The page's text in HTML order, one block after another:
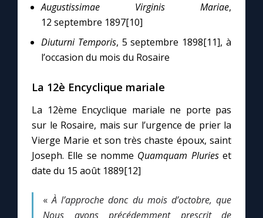
Faire un don
Marie de Nazareth
Augustissimae Virginis Mariae,
12 septembre 1897[10]
Diuturni Temporis, 5 septembre 1898[11], à
l’occasion du mois du Rosaire
La 12è Encyclique mariale
La 12ème Encyclique mariale ne porte pas
sur le Rosaire, mais sur l’urgence de prier la
Vierge Marie et son très chaste époux, saint
Joseph. Elle se nomme Quamquam Plurieset
date du 15 août 1889[12]
«À l’approche donc du mois d’octobre, que
Nous avons précédemment prescrit de